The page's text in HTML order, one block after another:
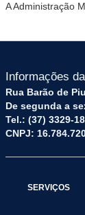
A Administração
Informações
Rua Barão de
De segunda a
Tel.: (37) 3329-
CNPJ:
SERVIÇOS